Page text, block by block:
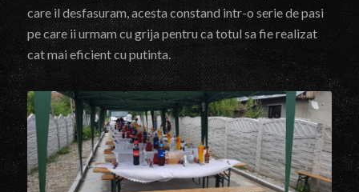
care il desfasuram, acesta constand intr-o serie de pasi
pe care ii urmam cu grija pentru ca totul sa fie realizat
cat mai eficient cu putinta.